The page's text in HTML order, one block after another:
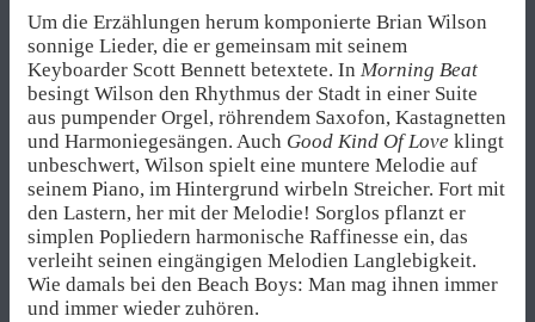
Um die Erzählungen herum komponierte Brian Wilson
sonnige Lieder, die er gemeinsam mit seinem
Keyboarder Scott Bennett betextete. In Morning Beat
besingt Wilson den Rhythmus der Stadt in einer Suite
aus pumpender Orgel, röhrendem Saxofon, Kastagnetten
und Harmoniegesängen. Auch Good Kind Of Love klingt
unbeschwert, Wilson spielt eine muntere Melodie auf
seinem Piano, im Hintergrund wirbeln Streicher. Fort mit
den Lastern, her mit der Melodie! Sorglos pflanzt er
simplen Popliedern harmonische Raffinesse ein, das
verleiht seinen eingängigen Melodien Langlebigkeit.
Wie damals bei den Beach Boys: Man mag ihnen immer
und immer wieder zuhören.